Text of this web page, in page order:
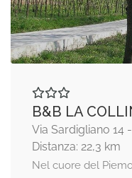
B&B LA
Via Sardigliano 14
Distanza: 22,3 km
Nel cuore del